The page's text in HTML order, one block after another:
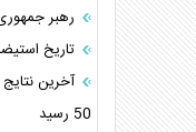
رهبر
تاریخ
آخرین
50 رسید